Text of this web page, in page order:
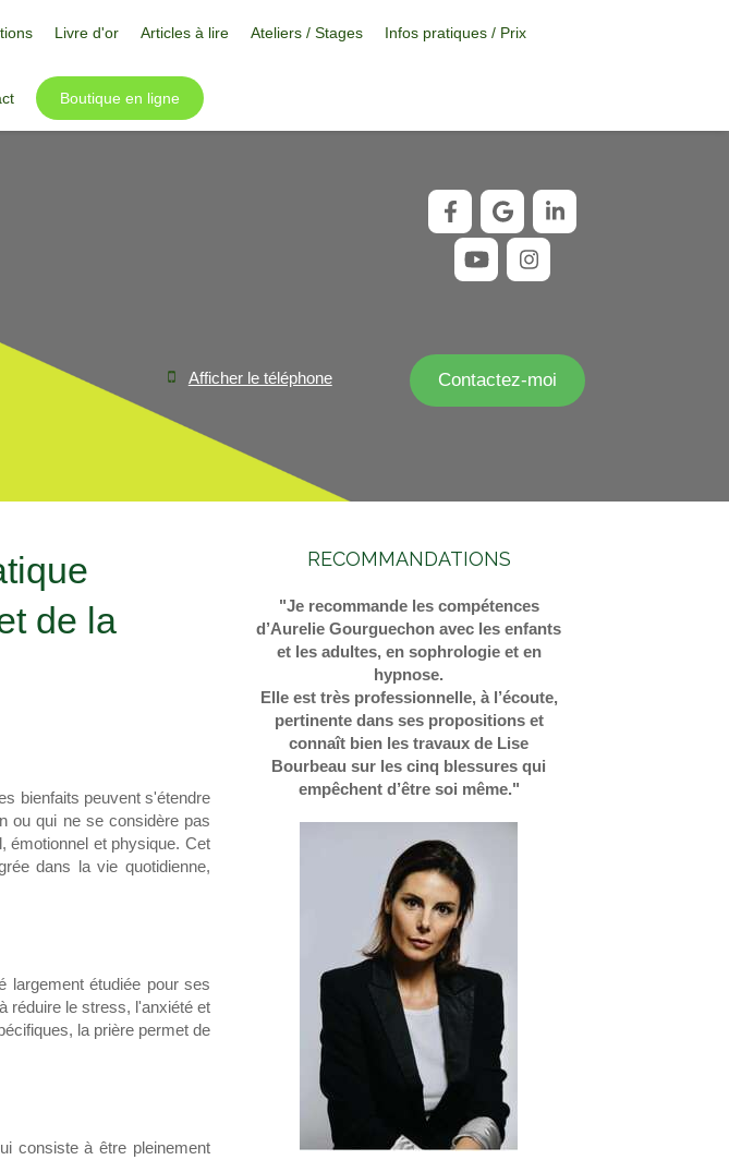
Livre d'or Articles à lire Ateliers / Stages Infos pratiques / Prix
Boutique en ligne
Contactez-moi
Afficher le téléphone
de la
bienfaits peuvent s'étendre
ou qui ne se considère pas
émotionnel et physique. Cet
dans la vie quotidienne,
largement étudiée pour ses
réduire le stress, l'anxiété et
la prière permet de
consiste à être pleinement
RECOMMANDATIONS
"Je recommande les compétences
d’Aurelie Gourguechon avec les enfants
et les adultes, en sophrologie et en
hypnose.
Elle est très professionnelle, à l’écoute,
pertinente dans ses propositions et
connaît bien les travaux de Lise
Bourbeau sur les cinq blessures qui
empêchent d’être soi même."